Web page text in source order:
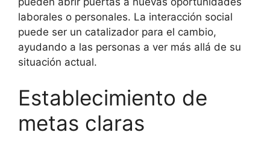
laborales o personales. La interacción social
puede ser un catalizador para el cambio,
ayudando a las personas a ver más allá de su
situación actual.
Establecimiento de
metas claras